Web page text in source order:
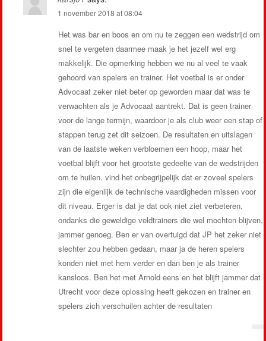
1 november 2018 at 08:04
Het was bar en boos en om nu te zeggen een wedstrijd om
snel te vergeten daarmee maak je het jezelf wel erg
makkelijk. Die opmerking hebben we nu al veel te vaak
gehoord van spelers en trainer. Het voetbal is er onder
Advocaat zeker niet beter op geworden maar dat was te
verwachten als je Advocaat aantrekt. Dat is geen trainer
voor de lange termijn, waardoor je als club weer een stap of
stappen terug zet dit seizoen. De resultaten en uitslagen
van de laatste weken verbloemen een hoop, maar het
voetbal blijft voor het grootste gedeelte van de wedstrijden
om te huilen. vind het onbegrijpelijk dat er zoveel spelers
zijn die eigenlijk de technische vaardigheden missen voor
dit niveau. Erger is dat je dat ook niet ziet verbeteren,
ondanks die geweldige veldtrainers die wel mochten blijven,
jammer genoeg. Ben er van overtuigd dat JP het zeker niet
slechter zou hebben gedaan, maar ja de heren spelers
konden niet met hem verder en dan ben je als trainer
kansloos. Ben het met Arnold eens en het blijft jammer dat
Utrecht voor deze oplossing heeft gekozen en trainer en
spelers zich verschuilen achter de resultaten